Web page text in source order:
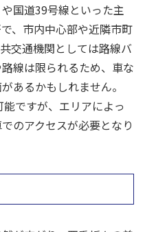
国道39号線といった主
、市内中心部や近隣市町
交通機関としては路線バ
線は限られるため、車な
あるかもしれません。
ですが、エリアによっ
のアクセスが必要となり